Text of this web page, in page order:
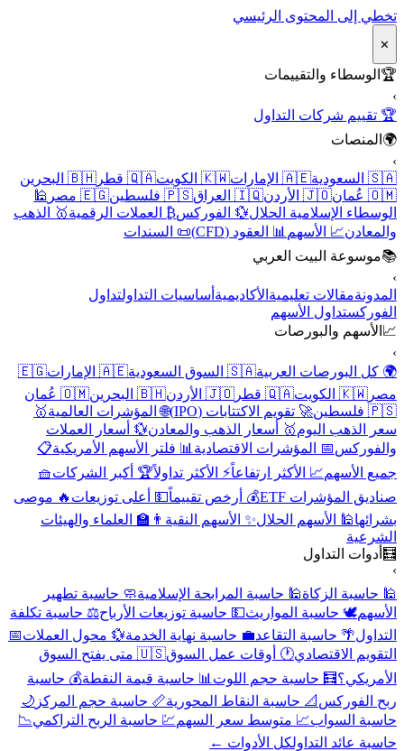
تخطي إلى المحتوى الرئيسي
✕
🏆الوسطاء والتقييمات
🏆 تقييم شركات التداول
🌍المنصات
🇸🇦 السعودية
🇦🇪 الإمارات 🇰🇼 الكويت 🇶🇦 قطر
🇧🇭 البحرين
🇴🇲 عُمان
🇯🇴 الأردن 🇮🇶 العراق 🇵🇸 فلسطين 🇪🇬 مصر
🕌
الوسطاء الإسلامية الحلال 💱 الفوركس ₿ العملات الرقمية🥇 الذهب
والمعادن📈 الأسهم📊 العقود (CFD)
📜 السندات
📚موسوعة البيت العربي
المدونةمقالات تعليميةالأكاديميةأساسيات التداولتداول
الفوركستداول الأسهم
📈الأسهم والبورصات
🌍 كل البورصات العربية🇸🇦 السوق السعودية 🇦🇪 الإمارات
🇪🇬
مصر 🇰🇼 الكويت 🇶🇦 قطر 🇯🇴 الأردن 🇧🇭 البحرين
🇴🇲 عُمان
🇵🇸 فلسطين
🚀 تقويم الاكتتابات (IPO) 🌐 المؤشرات العالمية🥇
سعر الذهب اليوم🥇 أسعار الذهب والمعادن💱 أسعار العملات
والفوركس 📅 المؤشرات الاقتصادية📊 فلتر الأسهم الأمريكية📋
جميع الأسهم📈 الأكثر ارتفاعاً⚡ الأكثر تداولاً🏆 أكبر الشركات🧺
صناديق المؤشرات ETF
💰 أرخص تقييماً💵 أعلى توزيعات🔥 موصى
بشرائها🕌 الأسهم الحلال ✨ الأسهم النقية👨‍🏫 العلماء والهيئات
الشرعية
🧮أدوات التداول
🕌 حاسبة الزكاة🕌 حاسبة المرابحة الإسلامية🧼 حاسبة تطهير
الأسهم🕊️ حاسبة المواريث💵 حاسبة توزيعات الأرباح⚖️ حاسبة تكلفة
التداول 🌴 حاسبة التقاعد💼 حاسبة نهاية الخدمة💱 محول العملات📅
التقويم الاقتصادي🕐 أوقات عمل السوق
🇺🇸 متى يفتح السوق
الأمريكي؟🧮 حاسبة حجم اللوت📊 حاسبة قيمة النقطة💰 حاسبة
ربح الفوركس 📐 حاسبة النقاط المحورية📏 حاسبة حجم المركز 🌙
حاسبة السواب📈 متوسط سعر السهم💹 حاسبة الربح التراكمي 📉
حاسبة عائد التداولكل الأدوات ←